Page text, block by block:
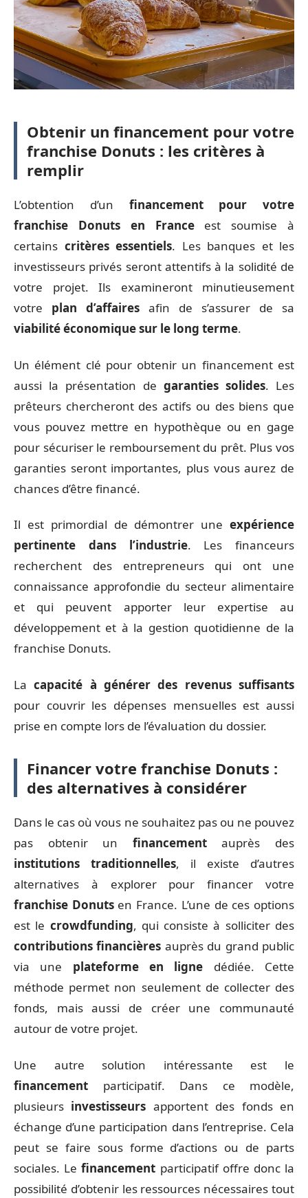
Obtenir un financement pour votre
franchise Donuts : les critères à
remplir
L’obtention d’un financement pour votre
franchise Donuts en Franceest soumise à
certains critères essentiels. Les banques et les
investisseurs privés seront attentifs à la solidité de
votre projet. Ils examineront minutieusement
votre plan d’affaires afin de s’assurer de sa
viabilité économique sur le long terme.
Un élément clé pour obtenir un financement est
aussi la présentation de garanties solides. Les
prêteurs chercheront des actifs ou des biens que
vous pouvez mettre en hypothèque ou en gage
pour sécuriser le remboursement du prêt. Plus vos
garanties seront importantes, plus vous aurez de
chances d’être financé.
Il est primordial de démontrer une expérience
pertinente dans l’industrie. Les financeurs
recherchent des entrepreneurs qui ont une
connaissance approfondie du secteur alimentaire
et qui peuvent apporter leur expertise au
développement et à la gestion quotidienne de la
franchise Donuts.
Lacapacité à générer des revenus suffisants
pour couvrir les dépenses mensuelles est aussi
prise en compte lors de l’évaluation du dossier.
Financer votre franchise Donuts :
des alternatives à considérer
Dans le cas où vous ne souhaitez pas ou ne pouvez
pas obtenir un financementauprès des
institutions traditionnelles, il existe d’autres
alternatives à explorer pour financer votre
franchise Donutsen France. L’une de ces options
est le crowdfunding, qui consiste à solliciter des
contributions financières auprès du grand public
via une plateforme en ligne dédiée. Cette
méthode permet non seulement de collecter des
fonds, mais aussi de créer une communauté
autour de votre projet.
Une autre solution intéressante est le
financement participatif. Dans ce modèle,
plusieurs investisseurs apportent des fonds en
échange d’une participation dans l’entreprise. Cela
peut se faire sous forme d’actions ou de parts
sociales. Lefinancement participatif offre donc la
possibilité d’obtenir les ressources nécessaires tout